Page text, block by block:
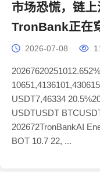
市场恐慌，链上
TronBank正在
2026-07-08
USDT7,46334
USDTUSDT
202672TronBankAI
BOT 10.7 22, ...